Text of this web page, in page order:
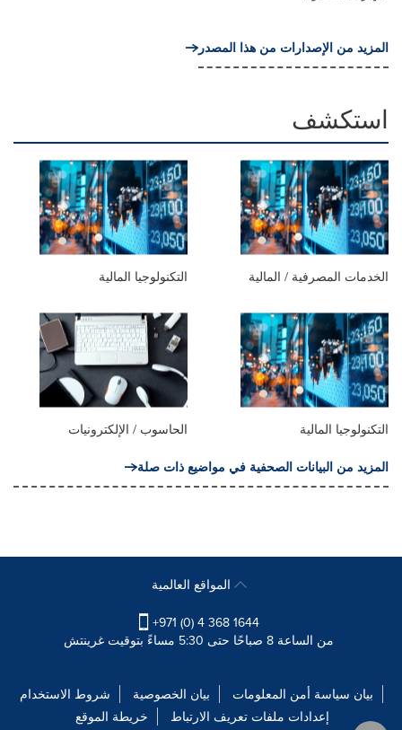
المزيد من الإصدارات من هذا المصدر
استكشف
الخدمات المصرفية / المالية التكنولوجيا المالية
التكنولوجيا المالية الحاسوب / الإلكترونيات
المزيد من البيانات الصحفية في مواضيع ذات صلة
+971 (0) 4 368 1644
من الساعة 8 صباحًا حتى 5:30 مساءً بتوقيت غرينتش
شروط الاستخدام بيان الخصوصية
بيان سياسة أمن المعلومات
خريطة الموقع
إعدادات ملفات تعريف الارتباط